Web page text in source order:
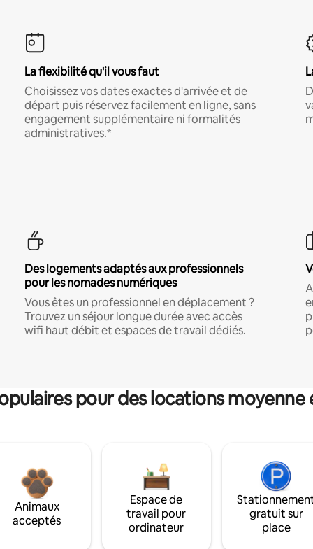
La flexibilité qu'il vous faut
Choisissez vos dates exactes d'arrivée et de
départ puis réservez facilement en ligne, sans
engagement supplémentaire ni formalités
administratives.*
Des logements adaptés aux professionnels
pour les nomades numériques
Vous êtes un professionnel en déplacement ?
Trouvez un séjour longue durée avec accès
wifi haut débit et espaces de travail dédiés.
pour des locations moyenne
Animaux
acceptés
Espace de
travail pour
ordinateur
gratuit sur
place